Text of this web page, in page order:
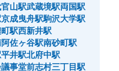
位置を見る
山駅武蔵境駅両国駅
京成曳舟駅駒沢大学駅
駅西新井駅
佐ヶ谷駅南砂町駅
平井駅北府中駅
事堂前志村三丁目駅